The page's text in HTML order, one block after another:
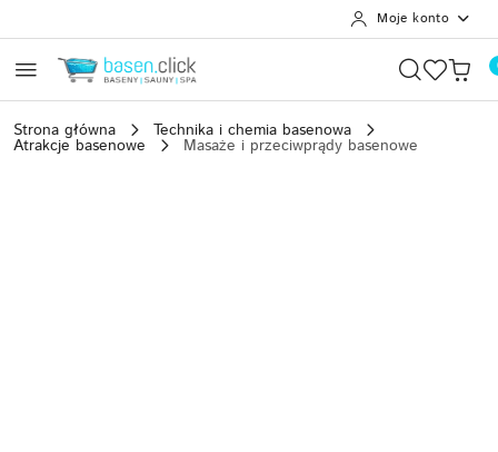
Moje konto
Strona główna Technika i chemia basenowa
Atrakcje basenowe Masaże i przeciwprądy basenowe